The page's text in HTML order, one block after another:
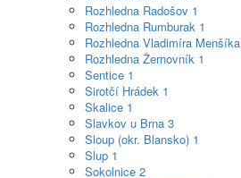
Rozhledna Radošov 1
Rozhledna Rumburak 1
Rozhledna Vladimíra Menšíka
Rozhledna Žernovník 1
Sentice 1
Sirotčí Hrádek 1
Skalice 1
Slavkov u Brna 3
Sloup (okr. Blansko) 1
Slup 1
Sokolnice 2